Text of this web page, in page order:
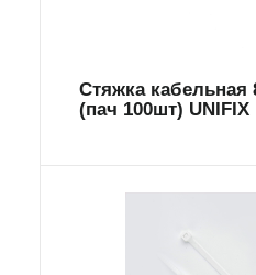
Стяжка кабельная
(пач 100шт) UNIFIX